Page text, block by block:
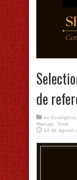
de
en Ecológicos
Marcaje
Textil
14 de agosto